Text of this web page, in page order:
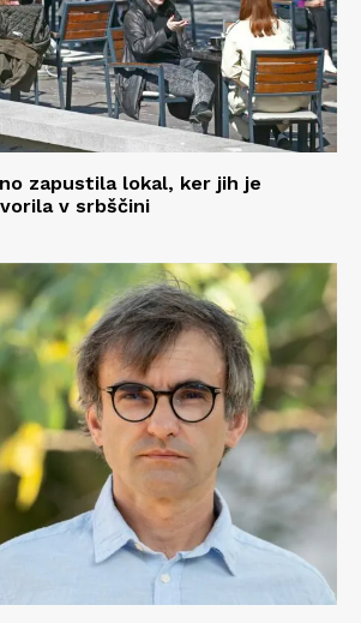
zapustila lokal, ker jih je
v srbščini